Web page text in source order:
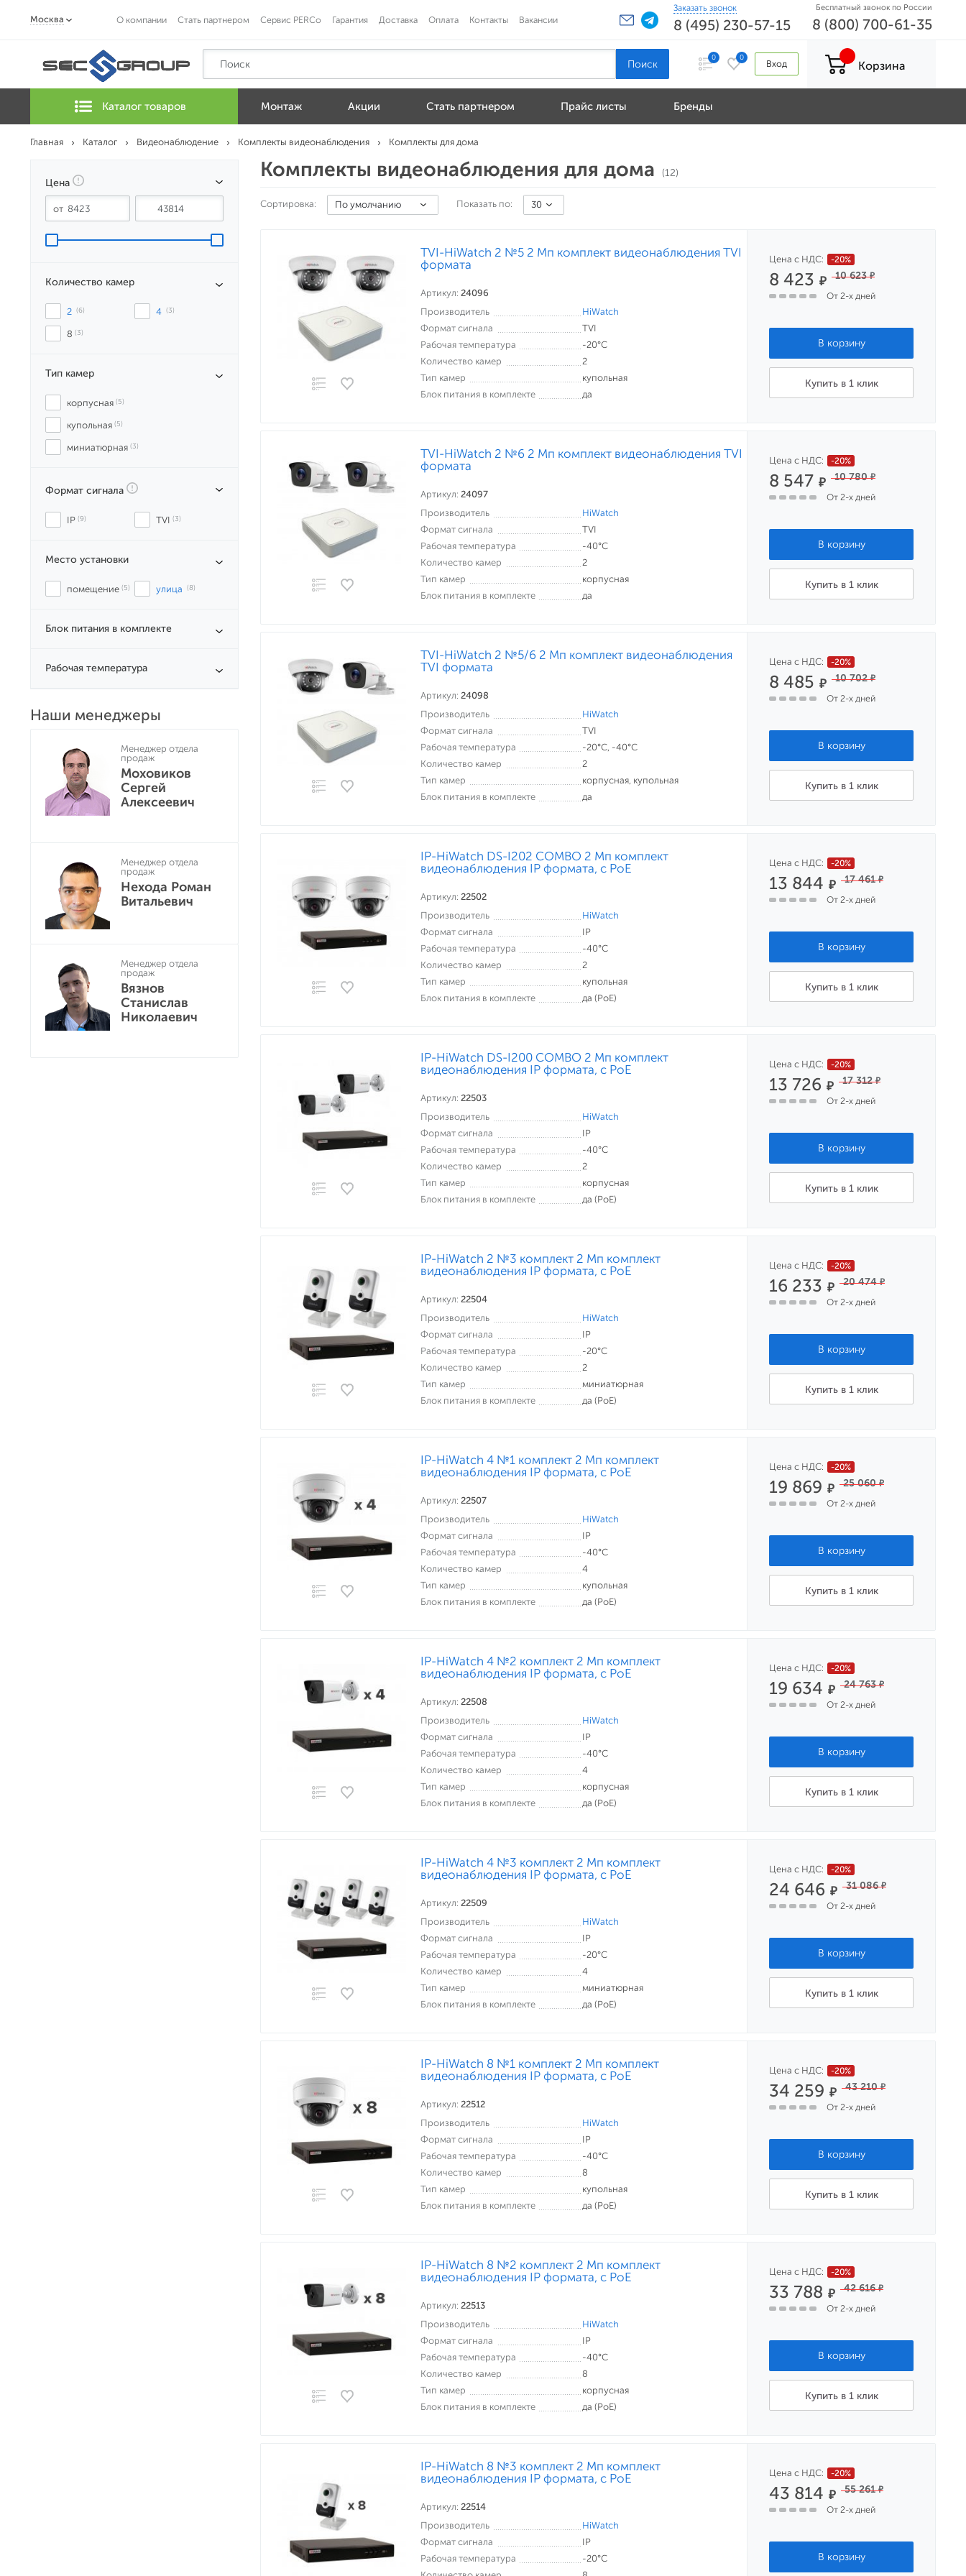
Москва О компании Стать партнером Сервис PERCo Гарантия Доставка Оплата Контакты Вакансии
Заказать звонок
8 (495) 230-57-15
Бесплатный звонок по России
8 (800) 700-61-35
0 0
Вход Корзина
Каталог товаров Монтаж Акции Стать партнером Прайс листы Бренды
Главная Каталог Видеонаблюдение Комплекты видеонаблюдения Комплекты для дома
Цена
Количество камер
2 (6) 4 (3)
8 (3)
Тип камер
корпусная (5)
купольная (5)
миниатюрная (3)
Формат сигнала
IP (9) TVI (3)
Место установки
помещение (5) улица (8)
Блок питания в комплекте
Рабочая температура
Наши менеджеры
Менеджер отдела
продаж
Моховиков
Сергей
Алексеевич
Менеджер отдела
продаж
Нехода Роман
Витальевич
Менеджер отдела
продаж
Вязнов
Станислав
Николаевич
Комплекты видеонаблюдения для дома (12)
Сортировка: По умолчанию Показать по: 30
TVI-HiWatch 2 №5 2 Мп комплект видеонаблюдения TVI
формата
Артикул: 24096
Производитель
HiWatch
Формат сигнала
TVI
Рабочая температура
-20°С
Количество камер
2
Тип камер
купольная
Блок питания в комплекте
да
Цена с НДС: -20%
8 423₽ 10 623₽
От 2-х дней
Купить в 1 клик
TVI-HiWatch 2 №6 2 Мп комплект видеонаблюдения TVI
формата
Артикул: 24097
Производитель
HiWatch
Формат сигнала
TVI
Рабочая температура
-40°С
Количество камер
2
Тип камер
корпусная
Блок питания в комплекте
да
Цена с НДС: -20%
8 547₽ 10 780₽
От 2-х дней
Купить в 1 клик
TVI-HiWatch 2 №5/6 2 Мп комплект видеонаблюдения
TVI формата
Артикул: 24098
Производитель
HiWatch
Формат сигнала
TVI
Рабочая температура
-20°С, -40°С
Количество камер
2
Тип камер
корпусная, купольная
Блок питания в комплекте
да
Цена с НДС: -20%
8 485₽ 10 702₽
От 2-х дней
Купить в 1 клик
IP-HiWatch DS-I202 COMBO 2 Мп комплект
видеонаблюдения IP формата, c PoE
Артикул: 22502
Производитель
HiWatch
Формат сигнала
IP
Рабочая температура
-40°С
Количество камер
2
Тип камер
купольная
Блок питания в комплекте
да (PoE)
Цена с НДС: -20%
13 844₽ 17 461₽
От 2-х дней
Купить в 1 клик
IP-HiWatch DS-I200 COMBO 2 Мп комплект
видеонаблюдения IP формата, c PoE
Артикул: 22503
Производитель
HiWatch
Формат сигнала
IP
Рабочая температура
-40°С
Количество камер
2
Тип камер
корпусная
Блок питания в комплекте
да (PoE)
Цена с НДС: -20%
13 726₽ 17 312₽
От 2-х дней
Купить в 1 клик
IP-HiWatch 2 №3 комплект 2 Мп комплект
видеонаблюдения IP формата, c PoE
Артикул: 22504
Производитель
HiWatch
Формат сигнала
IP
Рабочая температура
-20°С
Количество камер
2
Тип камер
миниатюрная
Блок питания в комплекте
да (PoE)
Цена с НДС: -20%
16 233₽ 20 474₽
От 2-х дней
Купить в 1 клик
IP-HiWatch 4 №1 комплект 2 Мп комплект
видеонаблюдения IP формата, c PoE
Артикул: 22507
Производитель
HiWatch
Формат сигнала
IP
Рабочая температура
-40°С
Количество камер
4
Тип камер
купольная
Блок питания в комплекте
да (PoE)
Цена с НДС: -20%
19 869₽ 25 060₽
От 2-х дней
Купить в 1 клик
IP-HiWatch 4 №2 комплект 2 Мп комплект
видеонаблюдения IP формата, c PoE
Артикул: 22508
Производитель
HiWatch
Формат сигнала
IP
Рабочая температура
-40°С
Количество камер
4
Тип камер
корпусная
Блок питания в комплекте
да (PoE)
Цена с НДС: -20%
19 634₽ 24 763₽
От 2-х дней
Купить в 1 клик
IP-HiWatch 4 №3 комплект 2 Мп комплект
видеонаблюдения IP формата, c PoE
Артикул: 22509
Производитель
HiWatch
Формат сигнала
IP
Рабочая температура
-20°С
Количество камер
4
Тип камер
миниатюрная
Блок питания в комплекте
да (PoE)
Цена с НДС: -20%
24 646₽ 31 086₽
От 2-х дней
Купить в 1 клик
IP-HiWatch 8 №1 комплект 2 Мп комплект
видеонаблюдения IP формата, c PoE
Артикул: 22512
Производитель
HiWatch
Формат сигнала
IP
Рабочая температура
-40°С
Количество камер
8
Тип камер
купольная
Блок питания в комплекте
да (PoE)
Цена с НДС: -20%
34 259₽ 43 210₽
От 2-х дней
Купить в 1 клик
IP-HiWatch 8 №2 комплект 2 Мп комплект
видеонаблюдения IP формата, c PoE
Артикул: 22513
Производитель
HiWatch
Формат сигнала
IP
Рабочая температура
-40°С
Количество камер
8
Тип камер
корпусная
Блок питания в комплекте
да (PoE)
Цена с НДС: -20%
33 788₽ 42 616₽
От 2-х дней
Купить в 1 клик
IP-HiWatch 8 №3 комплект 2 Мп комплект
видеонаблюдения IP формата, c PoE
Артикул: 22514
Производитель
HiWatch
Формат сигнала
IP
Рабочая температура
-20°С
Цена с НДС: -20%
43 814₽ 55 261₽
От 2-х дней